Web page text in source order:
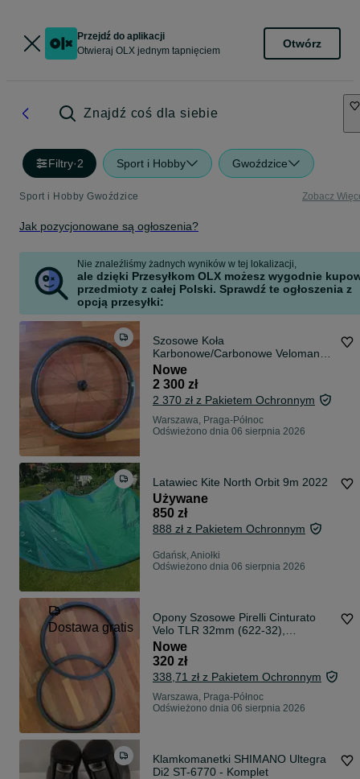
Przejdź do aplikacji
Otwieraj OLX jednym tapnięciem
Otwórz
Znajdź coś dla siebie
Filtry·2 Sport i Hobby Gwoździce
Sport i Hobby Gwoździce Zobacz
Jak pozycjonowane są ogłoszenia?
Nie znaleźliśmy żadnych wyników w tej lokalizacji,
ale dzięki Przesyłkom OLX możesz wygodnie
przedmioty z całej Polski. Sprawdź te ogłoszenia z
opcją przesyłki:
Szosowe Koła
Karbonowe/Carbonowe Veloman
Palladium 33 - Shimano
Road/Bianchi Infinito
Nowe
2 300 zł
2 370 zł z Pakietem Ochronnym
Warszawa, Praga-Północ
Odświeżono dnia 06 sierpnia 2026
Latawiec Kite North Orbit 9m 2022
Używane
850 zł
888 zł z Pakietem Ochronnym
Gdańsk, Aniołki
Odświeżono dnia 06 sierpnia 2026
Dostawa gratis
Opony Szosowe Pirelli Cinturato
Velo TLR 32mm (622-32),
Shimano, ArmourTech -
Nowe/Bianchi/
Nowe
320 zł
338,71 zł z Pakietem Ochronnym
Warszawa, Praga-Północ
Odświeżono dnia 06 sierpnia 2026
Klamkomanetki SHIMANO Ultegra
Di2 ST-6770 - Komplet